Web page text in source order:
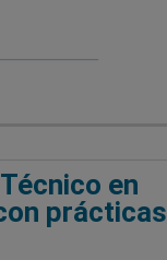
en
prácticas